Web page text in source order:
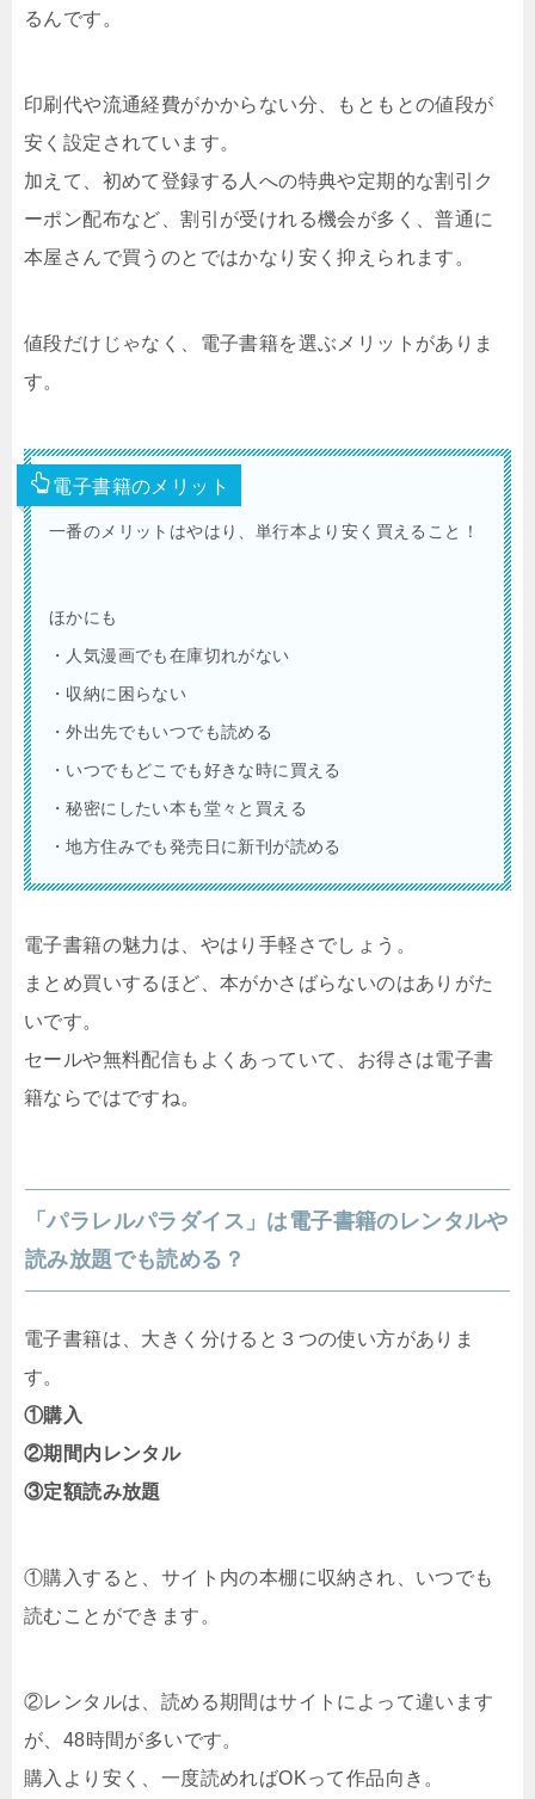
るんです。
印刷代や流通経費がかからない分、もともとの値段が
安く設定されています。
加えて、初めて登録する人への特典や定期的な割引ク
ーポン配布など、割引が受けれる機会が多く、普通に
本屋さんで買うのとではかなり安く抑えられます。
値段だけじゃなく、電子書籍を選ぶメリットがありま
す。
電子書籍のメリット
一番のメリットはやはり、単行本より安く買えること！
ほかにも
・人気漫画でも在庫切れがない
・収納に困らない
・外出先でもいつでも読める
・いつでもどこでも好きな時に買える
・秘密にしたい本も堂々と買える
・地方住みでも発売日に新刊が読める
電子書籍の魅力は、やはり手軽さでしょう。
まとめ買いするほど、本がかさばらないのはありがた
いです。
セールや無料配信もよくあっていて、お得さは電子書
籍ならではですね。
「パラレルパラダイス」は電子書籍のレンタルや
読み放題でも読める？
電子書籍は、大きく分けると３つの使い方がありま
す。
①購入
②期間内レンタル
③定額読み放題
①購入すると、サイト内の本棚に収納され、いつでも
読むことができます。
②レンタルは、読める期間はサイトによって違います
が、48時間が多いです。
購入より安く、一度読めればOKって作品向き。